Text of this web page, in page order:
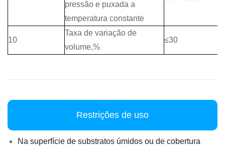
pressão e puxada a
temperatura constante
10
Taxa de variação de
volume,%
≤30
Restrições de uso
Na superfície de substratos úmidos ou de cobertura